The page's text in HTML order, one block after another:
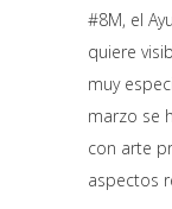
#8M, el
quiere
muy
marzo se
con arte
aspectos